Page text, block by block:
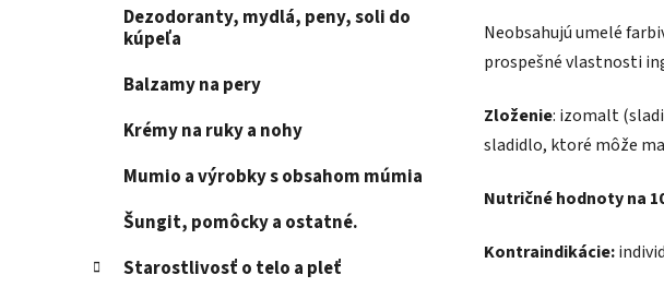
Dezodoranty, mydlá, peny, soli do
kúpeľa
Balzamy na pery
Krémy na ruky a nohy
Mumio a výrobky s obsahom múmia
Šungit, pomôcky a ostatné.
Starostlivosť o telo a pleť
Neobsahujú umelé
prospešné vlastnosti
Zloženie: izomalt
sladidlo, ktoré môže
Nutričné ​​hodnoty na
Kontraindikácie: